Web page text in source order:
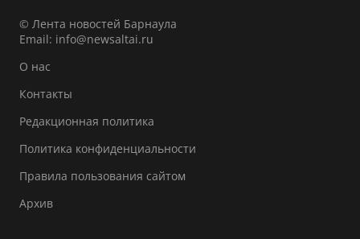
© Лента новостей Барнаула
Email: info@newsaltai.ru
О нас
Контакты
Редакционная политика
Политика конфиденциальности
Правила пользования сайтом
Архив